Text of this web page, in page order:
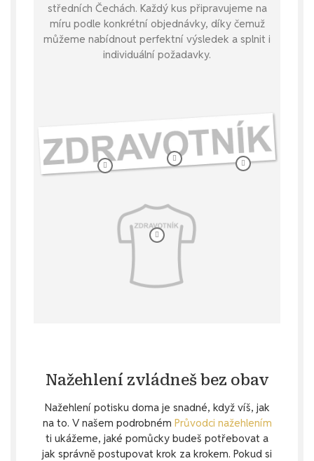
středních Čechách. Každý kus připravujeme na
míru podle konkrétní objednávky, díky čemuž
můžeme nabídnout perfektní výsledek a splnit i
individuální požadavky.
Nažehlení zvládneš bez obav
Nažehlení potisku doma je snadné, když víš, jak
na to. V našem podrobném Průvodci nažehlením
ti ukážeme, jaké pomůcky budeš potřebovat a
jak správně postupovat krok za krokem. Pokud si